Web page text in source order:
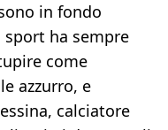
in fondo
ha sempre
come
azzurro, e
calciatore